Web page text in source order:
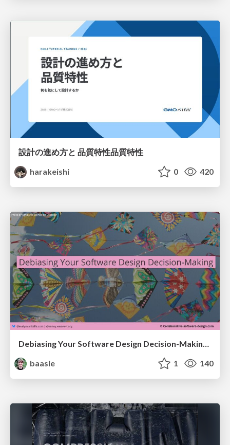
設計の進め方と 品質特性品質特性
harakeishi
0 420
Debiasing Your Software Design Decision-Making @ Flowcon '26
baasie
1 140